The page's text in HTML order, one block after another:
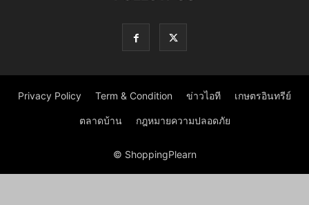
Privacy Policy Term & Condition ข่าวไอที เกษตรอินทรีย์
ตลาดบ้าน กฎหมายความปลอดภัย
© ShoppingPlearn